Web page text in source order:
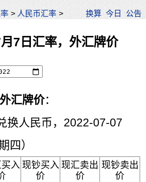
> 人民币汇率 > 换算 今日 公告
7日汇率，外汇牌价
汇牌价：
人民币，2022-07-07
四）
入 现钞买入
价
现汇卖出
价
现钞卖出
价